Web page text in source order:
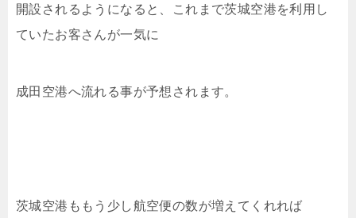
開設されるようになると、これまで茨城空港を利用し
ていたお客さんが一気に
成田空港へ流れる事が予想されます。
茨城空港ももう少し航空便の数が増えてくれれば